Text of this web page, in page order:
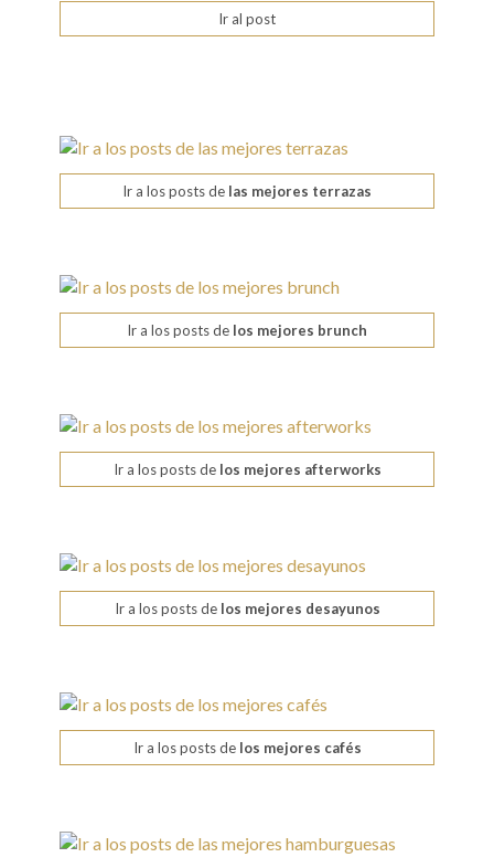
Ir al post
Ir a los posts de las mejores terrazas
Ir a los posts de los mejores brunch
Ir a los posts delos mejores afterworks
Ir a los posts delos mejores desayunos
Ir a los posts delos mejores cafés